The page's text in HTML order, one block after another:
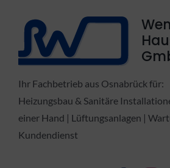
Ihr Fachbetrieb aus Osnabrück für:
Heizungsbau & Sanitäre
einer Hand | Lüftungsanlagen |
Kundendienst